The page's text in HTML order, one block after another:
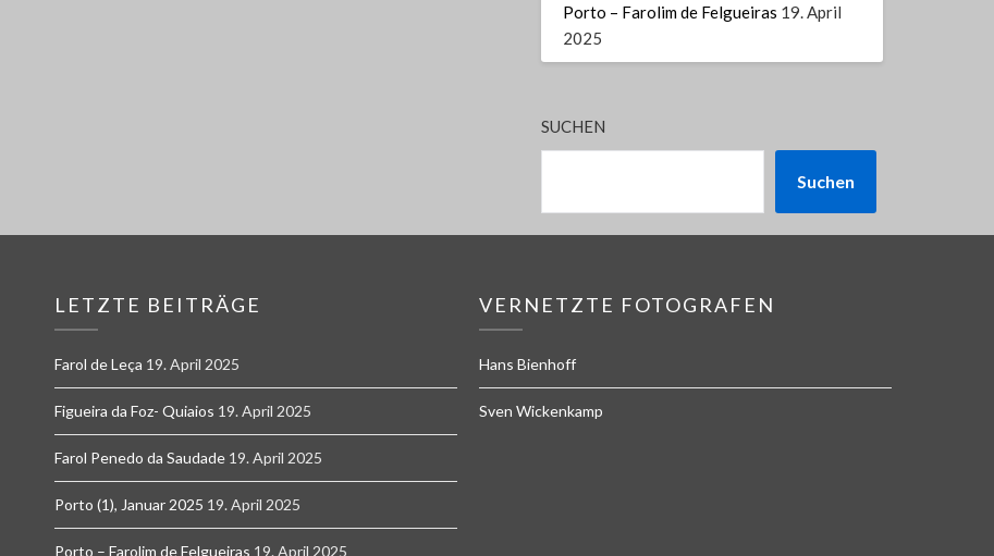
Porto – Farolim de Felgueiras 19. April
2025
SUCHEN
Suchen
LETZTE BEITRÄGE
Farol de Leça 19. April 2025
Figueira da Foz- Quiaios 19. April 2025
Farol Penedo da Saudade 19. April 2025
Porto (1), Januar 2025 19. April 2025
Porto – Farolim de Felgueiras 19. April 2025
VERNETZTE FOTOGRAFEN
Hans Bienhoff
Sven Wickenkamp